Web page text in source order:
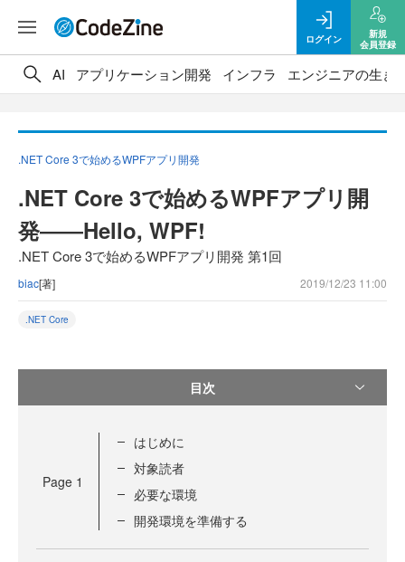
ログイン
新規
会員登録
AI アプリケーション開発 インフラ エンジニアの生き
.NET Core 3で始めるWPFアプリ開発
.NET Core 3で始めるWPFアプリ開
発――Hello, WPF!
.NET Core 3で始めるWPFアプリ開発 第1回
biac[著] 2019/12/23 11:00
.NET Core
目次
Page 1
はじめに
対象読者
必要な環境
開発環境を準備する